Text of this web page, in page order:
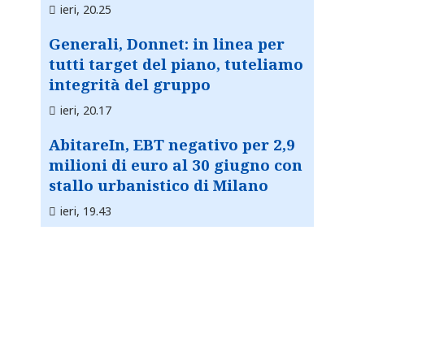
ieri, 20.25
Generali, Donnet: in linea per
tutti target del piano, tuteliamo
integrità del gruppo
ieri, 20.17
AbitareIn, EBT negativo per 2,9
milioni di euro al 30 giugno con
stallo urbanistico di Milano
ieri, 19.43